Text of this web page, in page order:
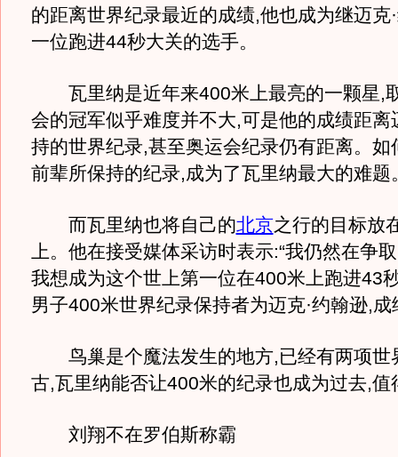
的距离世界纪录最近的成绩,他也成为继迈克
一位跑进44秒大关的选手。
瓦里纳是近年来400米上最亮的一颗星,
会的冠军似乎难度并不大,可是他的成绩距离
持的世界纪录,甚至奥运会纪录仍有距离。如
前辈所保持的纪录,成为了瓦里纳最大的难题
而瓦里纳也将自己的北京之行的目标放
上。他在接受媒体采访时表示:“我仍然在争
我想成为这个世上第一位在400米上跑进43
男子400米世界纪录保持者为迈克·约翰逊,
鸟巢是个魔法发生的地方,已经有两项世
古,瓦里纳能否让400米的纪录也成为过去,值
刘翔不在罗伯斯称霸